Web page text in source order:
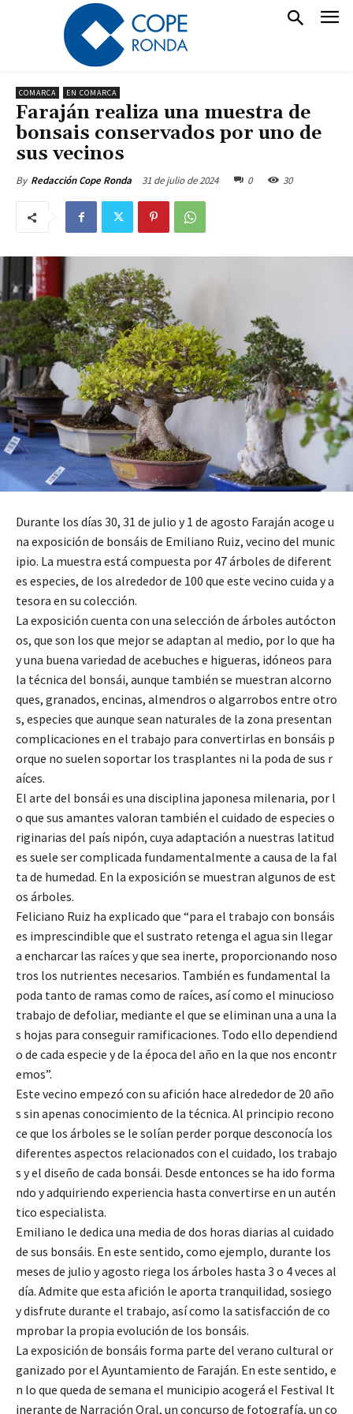
COMARCA EN COMARCA
Faraján realiza una muestra de
bonsais conservados por uno de
sus vecinos
By Redacción Cope Ronda 31 de julio de 2024 0 30
Durante los días 30, 31 de julio y 1 de agosto Faraján acoge u
na exposición de bonsáis de Emiliano Ruiz, vecino del munic
ipio. La muestra está compuesta por 47 árboles de diferent
es especies, de los alrededor de 100 que este vecino cuida y a
tesora en su colección.
La exposición cuenta con una selección de árboles autócton
os, que son los que mejor se adaptan al medio, por lo que ha
y una buena variedad de acebuches e higueras, idóneos para
la técnica del bonsái, aunque también se muestran alcorno
ques, granados, encinas, almendros o algarrobos entre otro
s, especies que aunque sean naturales de la zona presentan
complicaciones en el trabajo para convertirlas en bonsáis p
orque no suelen soportar los trasplantes ni la poda de sus r
aíces.
El arte del bonsái es una disciplina japonesa milenaria, por l
o que sus amantes valoran también el cuidado de especies o
riginarias del país nipón, cuya adaptación a nuestras latitud
es suele ser complicada fundamentalmente a causa de la fal
ta de humedad. En la exposición se muestran algunos de est
os árboles.
Feliciano Ruiz ha explicado que “para el trabajo con bonsáis
es imprescindible que el sustrato retenga el agua sin llegar
a encharcar las raíces y que sea inerte, proporcionando noso
tros los nutrientes necesarios. También es fundamental la
poda tanto de ramas como de raíces, así como el minucioso
trabajo de defoliar, mediante el que se eliminan una a una la
s hojas para conseguir ramificaciones. Todo ello dependiend
o de cada especie y de la época del año en la que nos encontr
emos”.
Este vecino empezó con su afición hace alrededor de 20 año
s sin apenas conocimiento de la técnica. Al principio recono
ce que los árboles se le solían perder porque desconocía los
diferentes aspectos relacionados con el cuidado, los trabajo
s y el diseño de cada bonsái. Desde entonces se ha ido forma
ndo y adquiriendo experiencia hasta convertirse en un autén
tico especialista.
Emiliano le dedica una media de dos horas diarias al cuidado
de sus bonsáis. En este sentido, como ejemplo, durante los
meses de julio y agosto riega los árboles hasta 3 o 4 veces al
día. Admite que esta afición le aporta tranquilidad, sosiego
y disfrute durante el trabajo, así como la satisfacción de co
mprobar la propia evolución de los bonsáis.
La exposición de bonsáis forma parte del verano cultural or
ganizado por el Ayuntamiento de Faraján. En este sentido, e
n lo que queda de semana el municipio acogerá el Festival It
inerante de Narración Oral, un concurso de fotografía, un co